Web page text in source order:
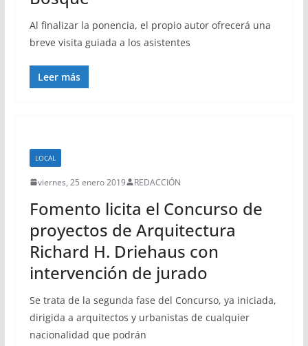
Al finalizar la ponencia, el propio autor ofrecerá una
breve visita guiada a los asistentes
Leer más
LOCAL
viernes, 25 enero 2019 REDACCIÓN
Fomento licita el Concurso de
proyectos de Arquitectura
Richard H. Driehaus con
intervención de jurado
Se trata de la segunda fase del Concurso, ya iniciada,
dirigida a arquitectos y urbanistas de cualquier
nacionalidad que podrán